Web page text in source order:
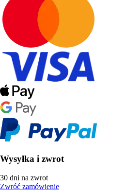
Wysyłka i zwrot
30 dni na zwrot
Zwróć zamówienie